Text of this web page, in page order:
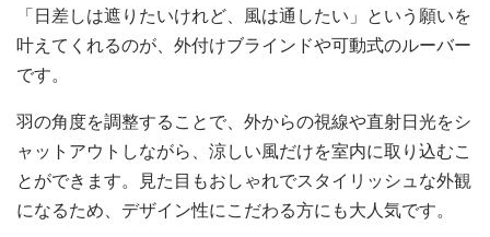
「日差しは遮りたいけれど、風は通したい」という願いを
叶えてくれるのが、外付けブラインドや可動式のルーバー
です。
羽の角度を調整することで、外からの視線や直射日光をシ
ャットアウトしながら、涼しい風だけを室内に取り込むこ
とができます。見た目もおしゃれでスタイリッシュな外観
になるため、デザイン性にこだわる方にも大人気です。